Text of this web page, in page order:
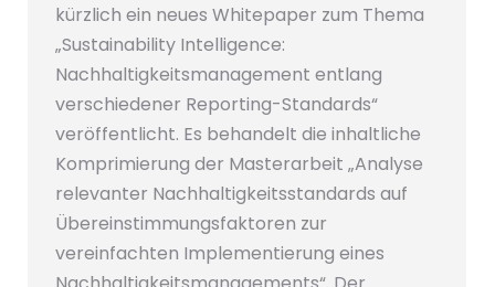
kürzlich ein neues Whitepaper zum Thema
„Sustainability Intelligence:
Nachhaltigkeitsmanagement entlang
verschiedener Reporting-Standards“
veröffentlicht. Es behandelt die inhaltliche
Komprimierung der Masterarbeit „Analyse
relevanter Nachhaltigkeitsstandards auf
Übereinstimmungsfaktoren zur
vereinfachten Implementierung eines